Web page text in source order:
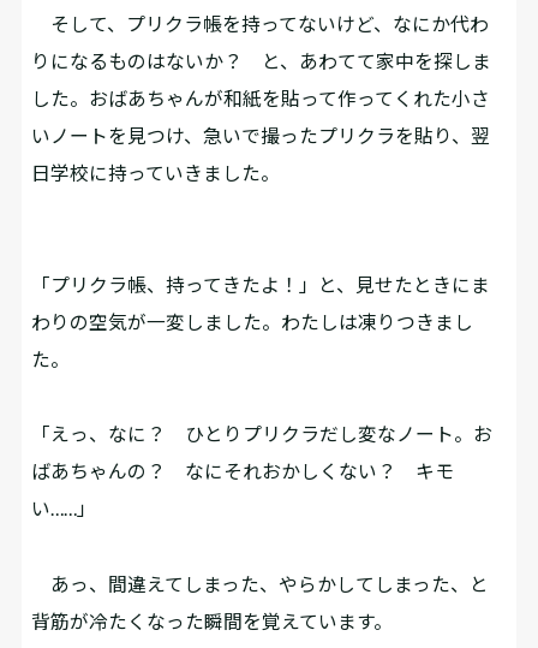
そして、プリクラ帳を持ってないけど、なにか代わ
りになるものはないか？ と、あわてて家中を探しま
した。おばあちゃんが和紙を貼って作ってくれた小さ
いノートを見つけ、急いで撮ったプリクラを貼り、翌
日学校に持っていきました。
「プリクラ帳、持ってきたよ！」と、見せたときにま
わりの空気が一変しました。わたしは凍りつきまし
た。
「えっ、なに？ ひとりプリクラだし変なノート。お
ばあちゃんの？ なにそれおかしくない？ キモ
い……」
あっ、間違えてしまった、やらかしてしまった、と
背筋が冷たくなった瞬間を覚えています。